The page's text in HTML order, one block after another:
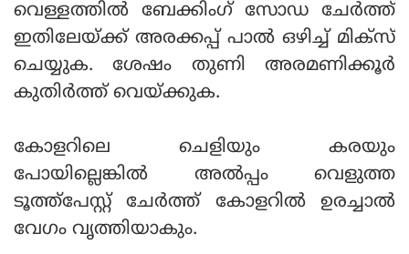
വെള്ളത്തിൽ ബേക്കിംഗ് സോഡ ചേർത്ത്
ഇതിലേയ്ക്ക് അരക്കപ്പ് പാല്‍ ഒഴിച്ച് മിക്സ്
ചെയ്യുക. ശേഷം തുണി അരമണിക്കൂർ
കുതിർത്ത് വെയ്ക്കുക.
കോളറിലെ ചെളിയും കരയും
പോയില്ലെങ്കിൽ അൽപ്പം വെളുത്ത
ടൂത്ത്‌പേസ്റ്റ് ചേര്‍ത്ത് കോളറില്‍ ഉരച്ചാല്‍
വേഗം വൃത്തിയാകും.